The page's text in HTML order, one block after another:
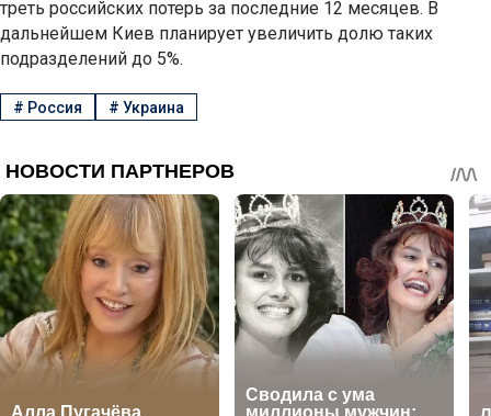
треть российских потерь за последние 12 месяцев. В
дальнейшем Киев планирует увеличить долю таких
подразделений до 5%.
# Россия # Украина